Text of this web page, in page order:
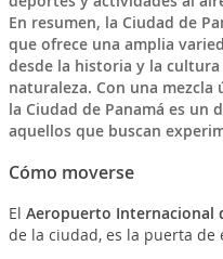
En resumen, la Ciudad de
que ofrece una amplia
desde la historia y la
naturaleza. Con una
la Ciudad de Panamá es
aquellos que buscan
Cómo moverse
El Aeropuerto Internacional
de la ciudad, es la puerta